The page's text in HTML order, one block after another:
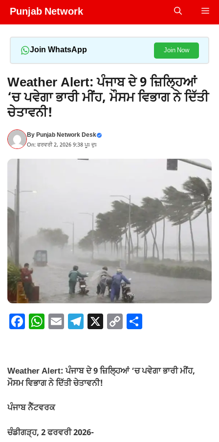
Skip
Punjab Network
Join WhatsApp Join Now
Weather Alert: ਪੰਜਾਬ ਦੇ 9 ਜ਼ਿਲ੍ਹਿਆਂ
‘ਚ ਪਵੇਗਾ ਭਾਰੀ ਮੀਂਹ, ਮੌਸਮ ਵਿਭਾਗ ਨੇ ਦਿੱਤੀ
ਚੇਤਾਵਨੀ!
ByPunjab Network Desk
On: ਫਰਵਰੀ 2, 2026 9:38 ਪੂਃ ਦੁਃ
F
e
b
o
o
k
W
s
A
p
p
E T
gr
a
X C
y e
Weather Alert: ਪੰਜਾਬ ਦੇ 9 ਜ਼ਿਲ੍ਹਿਆਂ ‘ਚ ਪਵੇਗਾ ਭਾਰੀ ਮੀਂਹ,
ਮੌਸਮ ਵਿਭਾਗ ਨੇ ਦਿੱਤੀ ਚੇਤਾਵਨੀ!
ਪੰਜਾਬ ਨੈੱਟਵਰਕ
ਚੰਡੀਗੜ੍ਹ, 2 ਫਰਵਰੀ 2026-